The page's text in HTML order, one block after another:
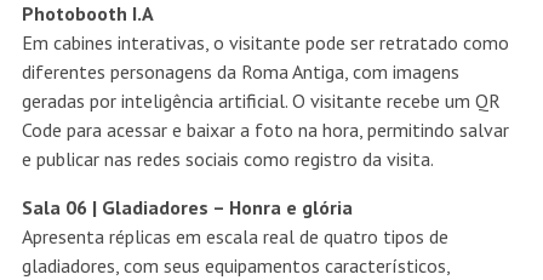
Photobooth I.A
Em cabines interativas, o visitante pode ser retratado como
diferentes personagens da Roma Antiga, com imagens
geradas por inteligência artificial. O visitante recebe um QR
Code para acessar e baixar a foto na hora, permitindo salvar
e publicar nas redes sociais como registro da visita.
Sala 06 | Gladiadores – Honra e glória
Apresenta réplicas em escala real de quatro tipos de
gladiadores, com seus equipamentos característicos,